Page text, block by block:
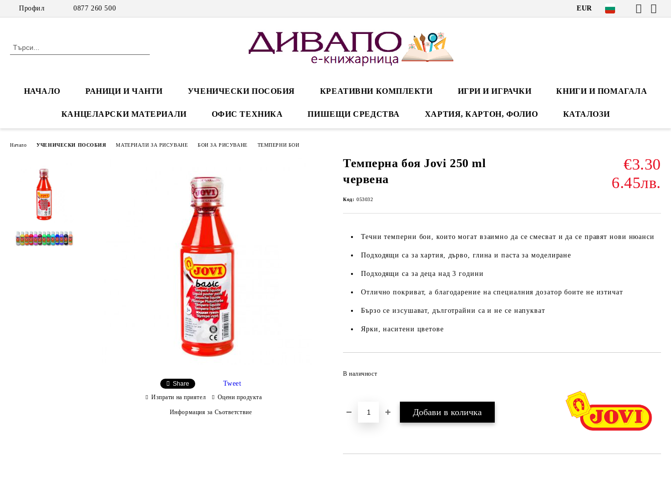
Профил 0877 260 500 EUR
НАЧАЛО РАНИЦИ И ЧАНТИ УЧЕНИЧЕСКИ ПОСОБИЯ КРЕАТИВНИ КОМПЛЕКТИ ИГРИ И ИГРАЧКИ КНИГИ И ПОМАГАЛА
КАНЦЕЛАРСКИ МАТЕРИАЛИ ОФИС ТЕХНИКА ПИШЕЩИ СРЕДСТВА ХАРТИЯ, КАРТОН, ФОЛИО КАТАЛОЗИ
Начало УЧЕНИЧЕСКИ ПОСОБИЯ МАТЕРИАЛИ ЗА РИСУВАНЕ БОИ ЗА РИСУВАНЕ ТЕМПЕРНИ БОИ
Темперна боя Jovi 250 ml
червена
€3.30
6.45лв.
Код: 053032
Течни темперни бои, които могат взаимно да се смесват и да се правят нови нюанси
Подходящи са за хартия, дърво, глина и паста за моделиране
Подходящи са за деца над 3 години
Отлично покриват, а благодарение на специалния дозатор боите не изтичат
Бързо се изсушават, дълготрайни са и не се напукват
Ярки, наситени цветове
В наличност
Share Tweet
Изпрати на приятел Оцени продукта
Информация за Съответствие